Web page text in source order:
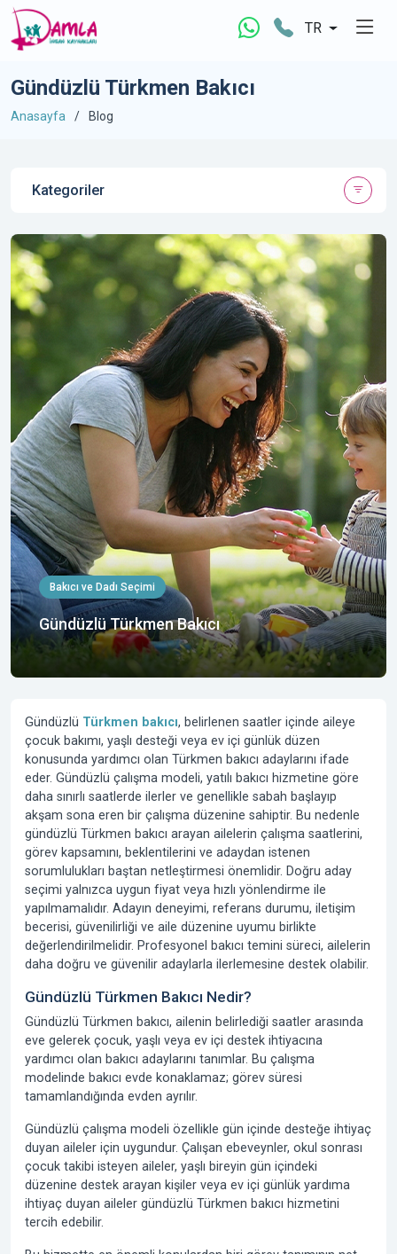
TR
Gündüzlü Türkmen Bakıcı
Anasayfa Blog
Bakıcı ve Dadı Seçimi
Gündüzlü Türkmen Bakıcı
Gündüzlü Türkmen bakıcı, belirlenen saatler içinde aileye
çocuk bakımı, yaşlı desteği veya ev içi günlük düzen
konusunda yardımcı olan Türkmen bakıcı adaylarını ifade
eder. Gündüzlü çalışma modeli, yatılı bakıcı hizmetine göre
daha sınırlı saatlerde ilerler ve genellikle sabah başlayıp
akşam sona eren bir çalışma düzenine sahiptir. Bu nedenle
gündüzlü Türkmen bakıcı arayan ailelerin çalışma saatlerini,
görev kapsamını, beklentilerini ve adaydan istenen
sorumlulukları baştan netleştirmesi önemlidir. Doğru aday
seçimi yalnızca uygun fiyat veya hızlı yönlendirme ile
yapılmamalıdır. Adayın deneyimi, referans durumu, iletişim
becerisi, güvenilirliği ve aile düzenine uyumu birlikte
değerlendirilmelidir. Profesyonel bakıcı temini süreci, ailelerin
daha doğru ve güvenilir adaylarla ilerlemesine destek olabilir.
Gündüzlü Türkmen Bakıcı Nedir?
Gündüzlü Türkmen bakıcı, ailenin belirlediği saatler arasında
eve gelerek çocuk, yaşlı veya ev içi destek ihtiyacına
yardımcı olan bakıcı adaylarını tanımlar. Bu çalışma
modelinde bakıcı evde konaklamaz; görev süresi
tamamlandığında evden ayrılır.
Gündüzlü çalışma modeli özellikle gün içinde desteğe ihtiyaç
duyan aileler için uygundur. Çalışan ebeveynler, okul sonrası
çocuk takibi isteyen aileler, yaşlı bireyin gün içindeki
düzenine destek arayan kişiler veya ev içi günlük yardıma
ihtiyaç duyan aileler gündüzlü Türkmen bakıcı hizmetini
tercih edebilir.
Kategoriler